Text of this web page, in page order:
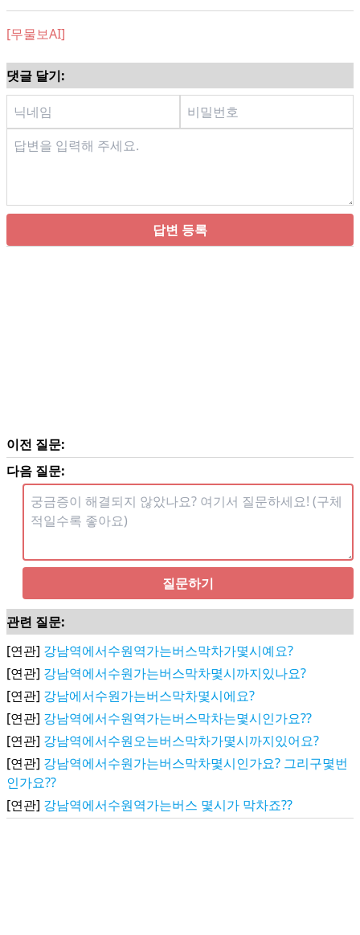
[무물보AI]
댓글 달기:
답변 등록
이전 질문:
다음 질문:
질문하기
관련 질문:
[연관] 강남역에서수원역가는버스막차가몇시예요?
[연관] 강남역에서수원가는버스막차몇시까지있나요?
[연관] 강남에서수원가는버스막차몇시에요?
[연관] 강남역에서수원역가는버스막차는몇시인가요??
[연관] 강남역에서수원오는버스막차가몇시까지있어요?
[연관] 강남역에서수원가는버스막차몇시인가요? 그리구몇번
인가요??
[연관] 강남역에서수원역가는버스 몇시가 막차죠??